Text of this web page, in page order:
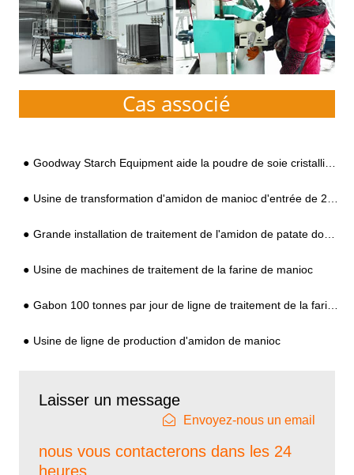
Cas associé
Goodway Starch Equipment aide la poudre de soie cristalline Yushan
Usine de transformation d'amidon de manioc d'entrée de 200 tonnes par jour au Nigéria
Grande installation de traitement de l'amidon de patate douce mise en service avec succès
Usine de machines de traitement de la farine de manioc
Gabon 100 tonnes par jour de ligne de traitement de la farine de manioc
Usine de ligne de production d'amidon de manioc
Laisser un message
Envoyez-nous un email
nous vous contacterons dans les 24
heures.